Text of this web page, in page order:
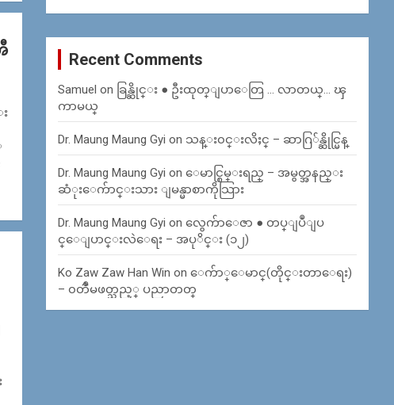
Recent Comments
Samuel on ခြန္ဆိုင္း ● ဦးထုတ္ျပာေတြ … လာတယ္… ၾ
ကာမယ္
Dr. Maung Maung Gyi on သန္း၀င္းလိႈင္ – ဆာဂြ်န္ဆိုင္မြန္
Dr. Maung Maung Gyi onေမာင္စြမ္းရည္ – အမွတ္အနည္း
ဆံုးေက်ာင္းသား ျမန္မာစာကိုသြား
Dr. Maung Maung Gyi onလွေက်ာေဇာ ● တပ္ျပဳျပ
င္ေျပာင္းလဲေရး – အပုိင္း (၁၂)
Ko Zaw Zaw Han Win onေက်ာ္ေမာင္(တိုင္းတာေရး)
– ၀တၳဳမဖတ္သည့္ ပညာတတ္